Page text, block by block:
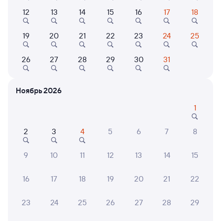
Выберите дату
266Э Двухэтажный 7,9
Новороссийск
16:55 20:25
1 д 3 ч 30 м в пути
Маршрут
от 6 ⁠311 ⁠₽ 23 ⁠758 ⁠₽
Выберите дату
12 13 14 15 16 17 18
19 20 21 22 23 24 25
26 27 28 29 30 31
Ноябрь 2026
1
2 3 4 5 6 7 8
9 10 11 12 13 14 15
16 17 18 19 20 21 22
23 24 25 26 27 28 29